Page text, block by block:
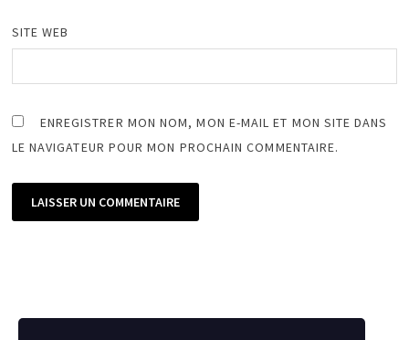
SITE WEB
ENREGISTRER MON NOM, MON E-MAIL ET MON SITE DANS
LE NAVIGATEUR POUR MON PROCHAIN COMMENTAIRE.